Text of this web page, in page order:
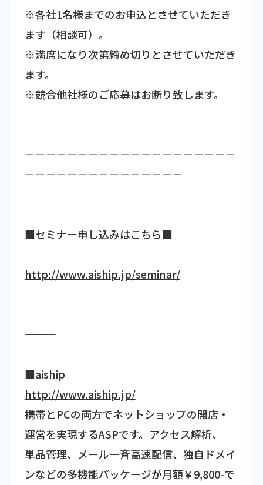
※各社1名様までのお申込とさせていただき
ます（相談可）。
※満席になり次第締め切りとさせていただき
ます。
※競合他社様のご応募はお断り致します。
－－－－－－－－－－－－－－－－－－－－
－－－－－－－－－－－－－－－
■セミナー申し込みはこちら■
http://www.aiship.jp/seminar/
―――――――――――――――――――――――――――――――――――
■aiship
http://www.aiship.jp/
携帯とPCの両方でネットショップの開店・
運営を実現するASPです。アクセス解析、
単品管理、メール一斉高速配信、独自ドメイ
ンなどの多機能パッケージが月額￥9,800-で